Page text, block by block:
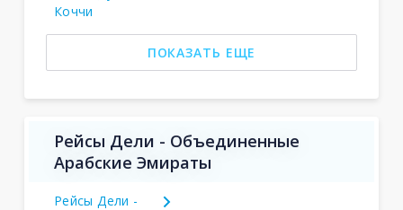
Коччи
ПОКАЗАТЬ ЕЩЕ
Рейсы Дели - Объединенные
Арабские Эмираты
Рейсы Дели -